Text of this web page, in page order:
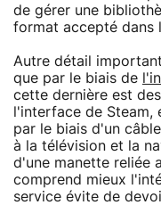
de gérer une
format accepté dans
Autre détail
que par le biais de
cette dernière est
l'interface de Steam,
par le biais d'un
à la télévision et la
d'une manette reliée
comprend mieux
service évite de